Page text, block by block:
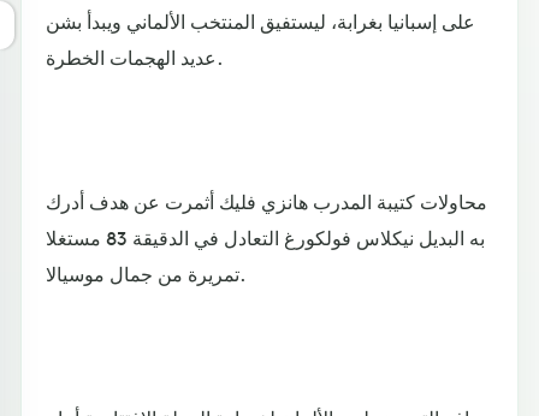
على إسبانيا بغرابة، ليستفيق المنتخب الألماني ويبدأ بشن
عديد الهجمات الخطرة.
محاولات كتيبة المدرب هانزي فليك أثمرت عن هدف أدرك
به البديل نيكلاس فولكورغ التعادل في الدقيقة 83 مستغلا
تمريرة من جمال موسيالا.